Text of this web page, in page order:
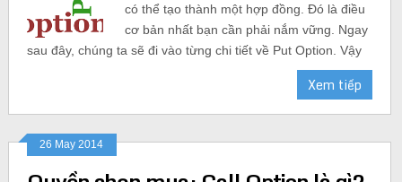
có thể tạo thành một hợp đồng. Đó là điều
cơ bản nhất bạn cần phải nắm vững. Ngay
sau đây, chúng ta sẽ đi vào từng chi tiết về Put Option. Vậy
Xem tiếp
26 May 2014